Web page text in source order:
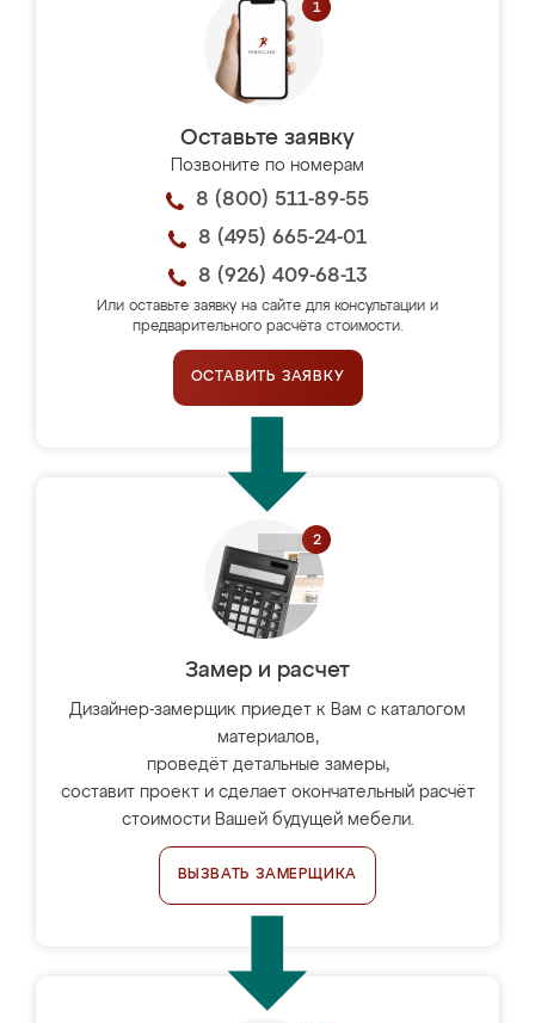
Оставьте заявку
Позвоните по номерам
8 (800) 511-89-55
8 (495) 665-24-01
8 (926) 409-68-13
Или оставьте заявку на сайте для консультации и
предварительного расчёта стоимости.
ОСТАВИТЬ ЗАЯВКУ
Замер и расчет
Дизайнер-замерщик приедет к Вам с каталогом
материалов,
проведёт детальные замеры,
составит проект и сделает окончательный расчёт
стоимости Вашей будущей мебели.
ВЫЗВАТЬ ЗАМЕРЩИКА